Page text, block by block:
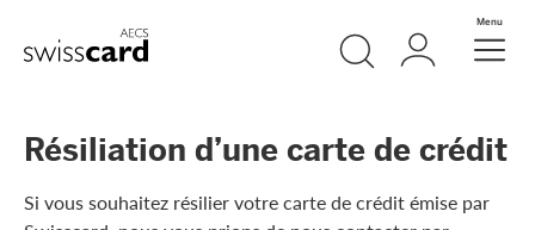
Header
Logo Meta Navigation
Recherche
Login Menu
Résiliation d’une carte de crédit
Si vous souhaitez résilier votre carte de crédit émise par